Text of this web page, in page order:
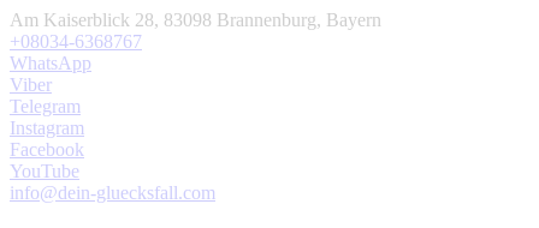
Am Kaiserblick 28, 83098 Brannenburg, Bayern
+08034-6368767
WhatsApp
Viber
Telegram
Instagram
Facebook
YouTube
info@dein-gluecksfall.com